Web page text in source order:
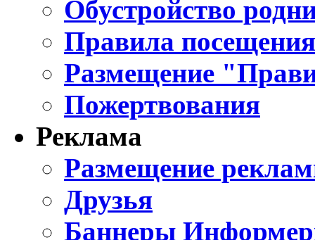
Обустройство
Правила
Размещение
Пожертвования
Реклама
Размещение
Друзья
Баннеры